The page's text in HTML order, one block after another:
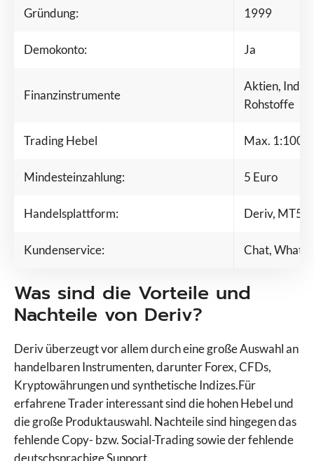
Gründung: 1999
Demokonto: Ja
Finanzinstrumente
Aktien,
Rohstoffe
Trading Hebel Max. 1:1000
Mindesteinzahlung: 5 Euro
Handelsplattform: Deriv, MT5
Kundenservice: Chat,
Was sind die Vorteile und
Nachteile von Deriv?
Deriv überzeugt vor allem durch eine große Auswahl an
handelbaren Instrumenten, darunter Forex, CFDs,
Kryptowährungen und synthetische Indizes.Für
erfahrene Trader interessant sind die hohen Hebel und
die große Produktauswahl. Nachteile sind hingegen das
fehlende Copy- bzw. Social-Trading sowie der fehlende
deutschsprachige Support.